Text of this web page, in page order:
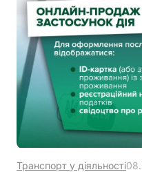
Транспорт у діяльності